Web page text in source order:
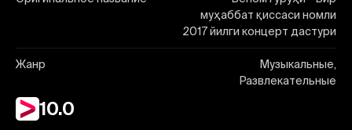
муҳаббат қиссаси номли
2017 йилги концерт дастури
Жанр
Музыкальные,
Развлекательные
10.0